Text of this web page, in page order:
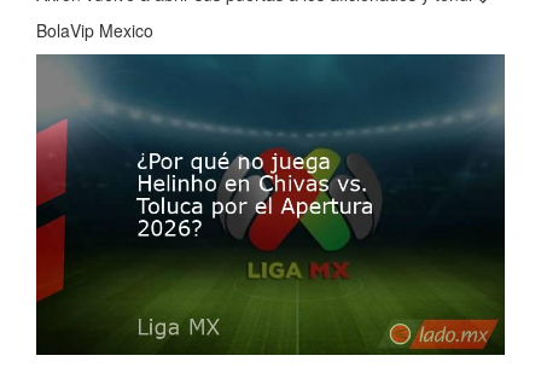
BolaVip Mexico